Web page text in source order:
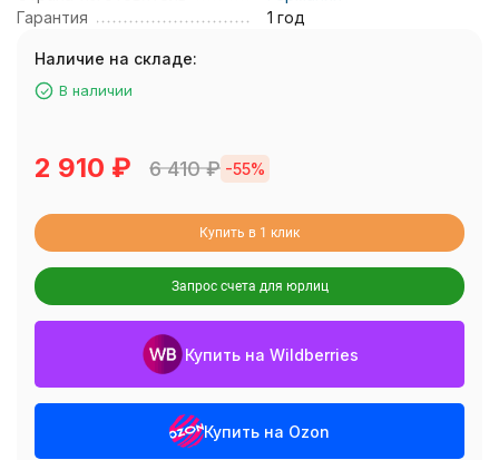
Гарантия
1 год
Наличие на складе:
В наличии
2 910 ₽ 6 410₽ -55%
Купить в 1 клик
Запрос счета для юрлиц
Купить на Wildberries
Купить на Ozon